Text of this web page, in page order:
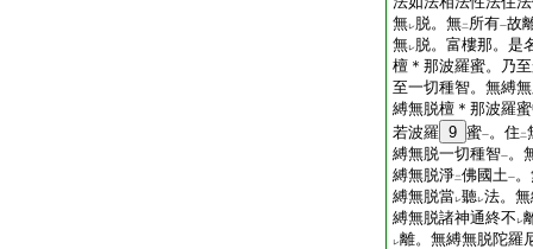
無レ脱。無二 所有一故
無レ脱。富樓那。是
檀＊那波羅蜜。乃
至一切種智。無縛
縛無脱檀＊那波羅
若波羅 9 蜜一。住 二
縛無脱一切種智一。
縛無脱淨二佛國土一
縛無脱當レ聽レ法。
縛無脱諸神通終不 レ
レ離。無縛無脱陀羅